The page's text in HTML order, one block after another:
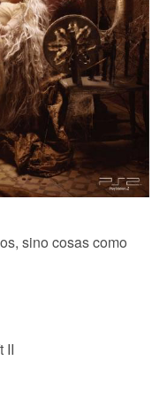
sino cosas como
II